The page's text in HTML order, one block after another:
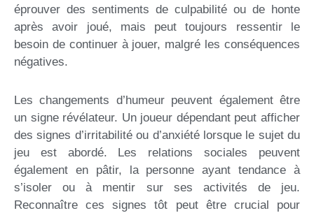
éprouver des sentiments de culpabilité ou de honte
après avoir joué, mais peut toujours ressentir le
besoin de continuer à jouer, malgré les conséquences
négatives.
Les changements d’humeur peuvent également être
un signe révélateur. Un joueur dépendant peut afficher
des signes d’irritabilité ou d’anxiété lorsque le sujet du
jeu est abordé. Les relations sociales peuvent
également en pâtir, la personne ayant tendance à
s’isoler ou à mentir sur ses activités de jeu.
Reconnaître ces signes tôt peut être crucial pour